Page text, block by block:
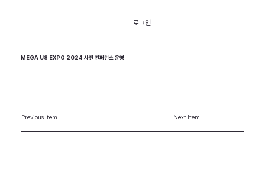
로그인
MEGA US EXPO 2024 사전 컨퍼런스 운영
Previous Item Next Item